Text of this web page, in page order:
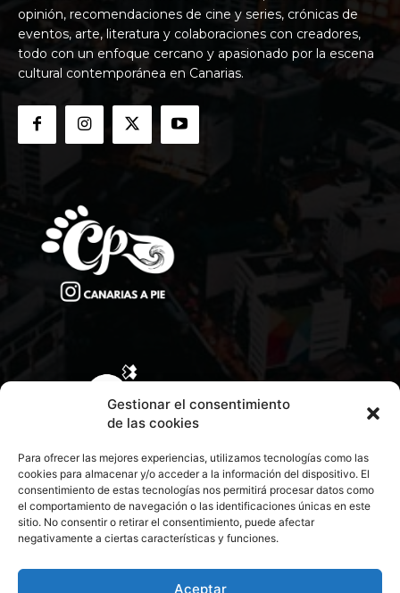
Gestionar el consentimiento
de las cookies
Para ofrecer las mejores experiencias, utilizamos tecnologías como las
cookies para almacenar y/o acceder a la información del dispositivo. El
consentimiento de estas tecnologías nos permitirá procesar datos como
el comportamiento de navegación o las identificaciones únicas en este
sitio. No consentir o retirar el consentimiento, puede afectar
negativamente a ciertas características y funciones.
Aceptar
opinión, recomendaciones de cine y series, crónicas de
eventos, arte, literatura y colaboraciones con creadores,
todo con un enfoque cercano y apasionado por la escena
cultural contemporánea en Canarias.
CONTACTA CON NOSOTROS